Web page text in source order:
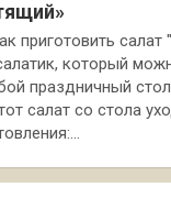
приготовить
который
праздничный
салат со стола